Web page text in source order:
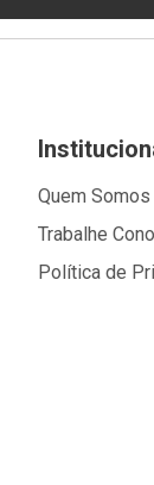
Quem Somos
Trabalhe
Política de